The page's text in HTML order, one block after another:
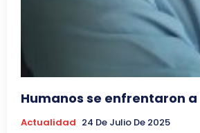
Humanos se enfrentaron
Actualidad 24 De Julio De 2025